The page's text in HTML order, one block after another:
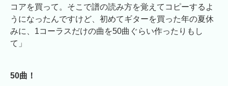
コアを買って。そこで譜の読み方を覚えてコピーするよ
うになったんですけど、初めてギターを買った年の夏休
みに、1コーラスだけの曲を50曲ぐらい作ったりもし
て」
50曲！